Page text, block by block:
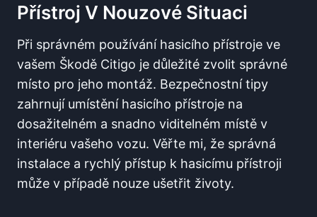
Přístroj V Nouzové Situaci
Při správném používání hasicího přístroje ve
vašem Škodě Citigo je důležité zvolit správné
místo pro jeho montáž. Bezpečnostní tipy
zahrnují umístění hasicího přístroje na
dosažitelném a snadno viditelném místě v
interiéru vašeho vozu. Věřte mi, že správná
instalace a rychlý přístup k hasicímu přístroji
může v případě nouze ušetřit životy.